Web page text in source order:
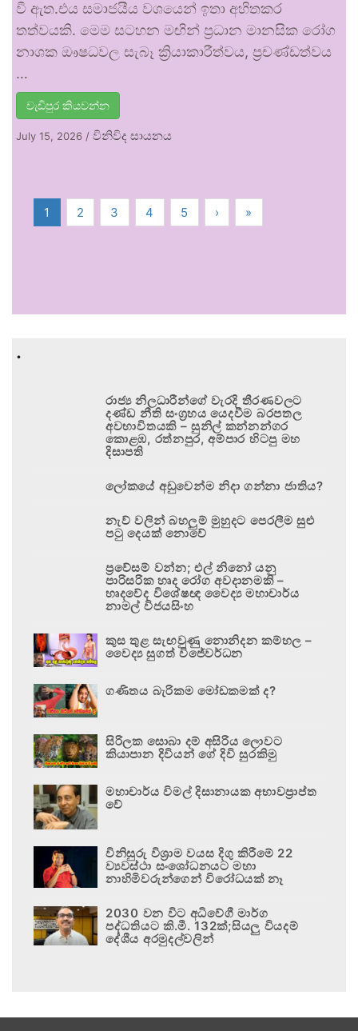
වී ඇත.එය සමාජයීය වශයෙන් ඉතා අහිතකර
තත්වයකි. මෙම සටහන මඟින් ප්‍රධාන මානසික රෝග
නාශක ඖෂධවල සැබෑ ක්‍රියාකාරීත්වය, ප්‍රචණ්ඩත්වය
…
වැඩිපුර කියවන්න
July 15, 2026 / විනිවිද සායනය
1 2 3 4 5 › »
.
රාජ්‍ය නිලධාරීන්ගේ වැරදි තීරණවලට
දණ්ඩ නීති සංග්‍රහය යෙදවීම බරපතල
අවභාවිතයකි – සුනිල් කන්නන්ගර
කොළඹ, රත්නපුර, අම්පාර හිටපු මහ
දිසාපති
ලෝකයේ අඩුවෙන්ම නිදා ගන්නා ජාතිය?
නැව් වලින් බහලුම් මුහුදට පෙරලීම සුළු
පටු දෙයක් නොවේ
ප්‍රවේසම් වන්න; එල් නිනෝ යනු
පාරිසරික හෘද රෝග අවදානමකි –
හෘදවේද විශේෂඥ වෛද්‍ය මහාචාර්ය
නාමල් විජයසිංහ
කුස තුළ සැඟවුණු නොනිදන කම්හල –
වෛද්‍ය සුගත් විජේවර්ධන
ගණිතය බැරිකම මෝඩකමක් ද?
සිරිලක සොබා දම් අසිරිය ලොවට
කියාපාන දිවියන් ගේ දිවි සුරකිමු
මහාචාර්ය විමල් දිසානායක අභාවප්‍රාප්ත
වේ
විනිසුරු විශ්‍රාම වයස දිගු කිරීමේ 22
ව්‍යවස්ථා සංශෝධනයට මහා
නාහිමිවරුන්ගෙන් විරෝධයක් නෑ
2030 වන විට අධිවේගී මාර්ග
පද්ධතියට කි.මී. 132ක්;සියලු වියදම්
දේශීය අරමුදල්වලින්